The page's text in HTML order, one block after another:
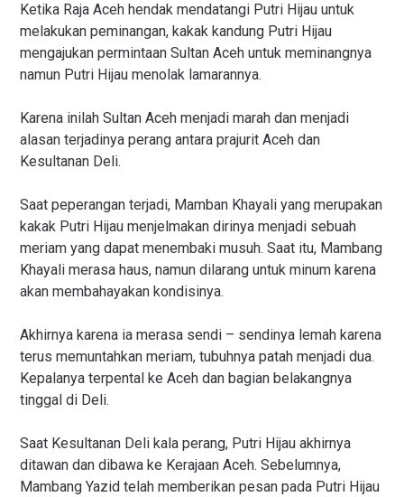
Ketika Raja Aceh hendak mendatangi Putri Hijau untuk
melakukan peminangan, kakak kandung Putri Hijau
mengajukan permintaan Sultan Aceh untuk meminangnya
namun Putri Hijau menolak lamarannya.
Karena inilah Sultan Aceh menjadi marah dan menjadi
alasan terjadinya perang antara prajurit Aceh dan
Kesultanan Deli.
Saat peperangan terjadi, Mamban Khayali yang merupakan
kakak Putri Hijau menjelmakan dirinya menjadi sebuah
meriam yang dapat menembaki musuh. Saat itu, Mambang
Khayali merasa haus, namun dilarang untuk minum karena
akan membahayakan kondisinya.
Akhirnya karena ia merasa sendi – sendinya lemah karena
terus memuntahkan meriam, tubuhnya patah menjadi dua.
Kepalanya terpental ke Aceh dan bagian belakangnya
tinggal di Deli.
Saat Kesultanan Deli kala perang, Putri Hijau akhirnya
ditawan dan dibawa ke Kerajaan Aceh. Sebelumnya,
Mambang Yazid telah memberikan pesan pada Putri Hijau